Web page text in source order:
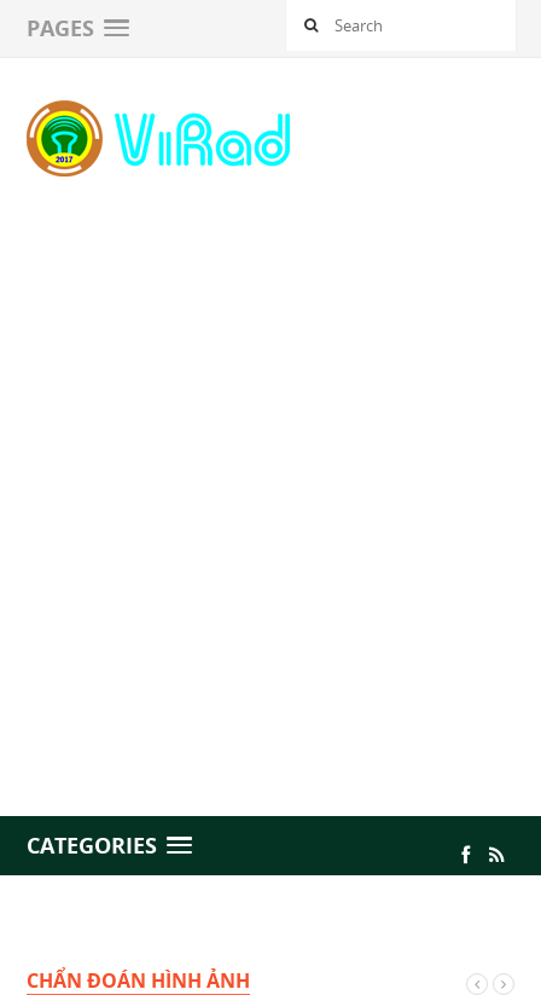
PAGES
CATEGORIES
CHẨN ĐOÁN HÌNH ẢNH